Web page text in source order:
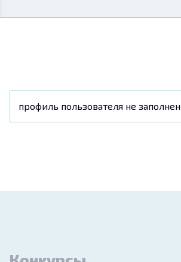
профиль пользователя не заполнен